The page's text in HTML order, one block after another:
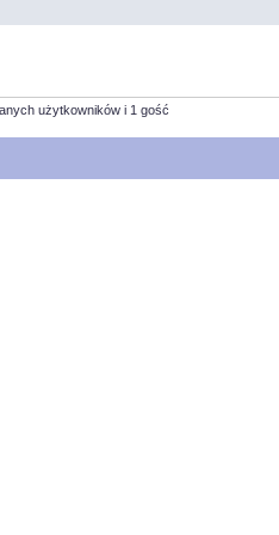
użytkowników i 1 gość